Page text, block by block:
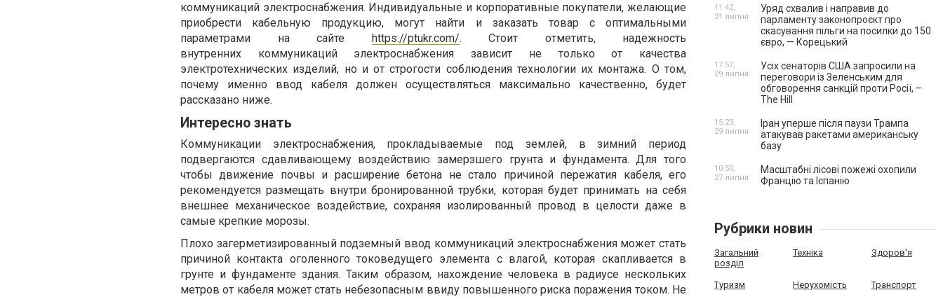
коммуникаций электроснабжения. Индивидуальные и корпоративные покупатели, желающие
приобрести кабельную продукцию, могут найти и заказать товар с оптимальными
параметрами на сайте https://ptukr.com/. Стоит отметить, надежность
внутренних коммуникаций электроснабжения зависит не только от качества
электротехнических изделий, но и от строгости соблюдения технологии их монтажа. О том,
почему именно ввод кабеля должен осуществляться максимально качественно, будет
рассказано ниже.
Интересно знать
Коммуникации электроснабжения, прокладываемые под землей, в зимний период
подвергаются сдавливающему воздействию замерзшего грунта и фундамента. Для того
чтобы движение почвы и расширение бетона не стало причиной пережатия кабеля, его
рекомендуется размещать внутри бронированной трубки, которая будет принимать на себя
внешнее механическое воздействие, сохраняя изолированный провод в целости даже в
самые крепкие морозы.
Плохо загерметизированный подземный ввод коммуникаций электроснабжения может стать
причиной контакта оголенного токоведущего элемента с влагой, которая скапливается в
грунте и фундаменте здания. Таким образом, нахождение человека в радиусе нескольких
метров от кабеля может стать небезопасным ввиду повышенного риска поражения током. Не
Уряд схвалив і направив до
парламенту законопроєкт про
скасування пільги на посилки до 150
євро, — Корецький
11:42,
31 липня
Усіх сенаторів США запросили на
переговори із Зеленським для
обговорення санкцій проти Росії, –
The Hill
17:57,
29 липня
Іран уперше після паузи Трампа
атакував ракетами американську
базу
15:23,
29 липня
Масштабні лісові пожежі охопили
Францію та Іспанію
10:50,
27 липня
Рубрики новин
Загальний
розділ
Техніка Здоров'я
Туризм Нерухомість Транспорт